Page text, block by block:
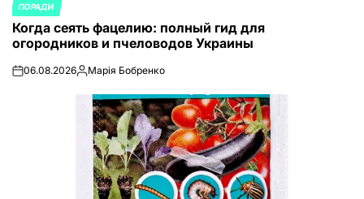
ОПУБЛИКОВАНО
В
ПОРАДИ
Когда сеять фацелию: полный гид для
огородников и пчеловодов Украины
on06.08.2026Запись
Марія Бобренко